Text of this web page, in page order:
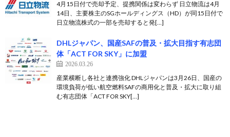
4月15日付で売却予定、提携関係は変わらず 日立物流は4月
14日、主要株主のSGホールディングス（HD）が同15日付で
日立物流株式の一部を売却すると発[…]
DHLジャパン、国産SAFの普及・拡大目指す有志団
体「ACT FOR SKY」に加盟
2026.03.26
産業横断し各社と連携強化 DHLジャパンは3月26日、国産の
環境負荷が低い航空燃料SAFの商用化と普及・拡大に取り組
む有志団体「ACT FOR SKY[…]